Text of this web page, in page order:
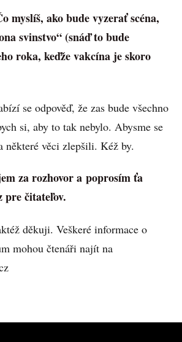
myslíš, ako bude vyzerať scéna,
svinstvo“ (snáď to bude
roka, keďže vakcína je skoro
se odpověď, že zas bude všechno
si, aby to tak nebylo. Abysme se
některé věci zlepšili. Kéž by.
za rozhovor a poprosím ťa
pre čitateľov.
děkuji. Veškeré informace o
mohou čtenáři najít na